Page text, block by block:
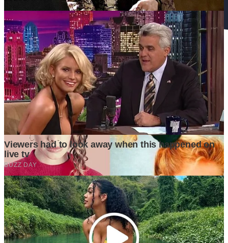
Ditulis olehKontributor
Penyuka detail yang percaya bahwa setiap tulisan punya nyawa.
Bertugas merangkai ide menjadi cerita yang mengalir, memastikan
setiap titik dan koma berada di tempat yang tepat untuk kenyamanan